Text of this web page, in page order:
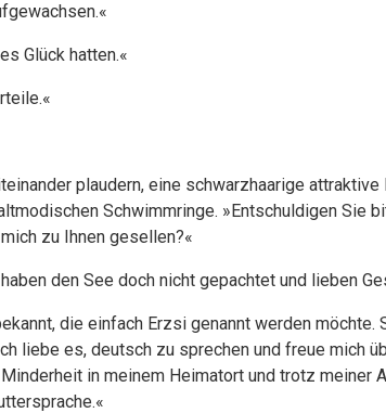
Glück hatten.«
plaudern, eine schwarzhaarige attraktive
Schwimmringe. »Entschuldigen Sie
zu Ihnen gesellen?«
den See doch nicht gepachtet und lieben
die einfach Erzsi genannt werden möchte.
liebe es, deutsch zu sprechen und freue mich
in meinem Heimatort und trotz meiner